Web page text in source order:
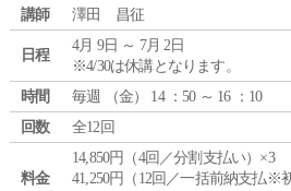
講師 澤田 昌征
日程
4月 9日 ～ 7月 2日
※4/30は休講となります。
時間
毎週 （金） 14 ：50 ～ 16 ：10
回数
全12回
料金
14,850円（4回／分割支払い）×3
41,250円（12回／一括前納支払※